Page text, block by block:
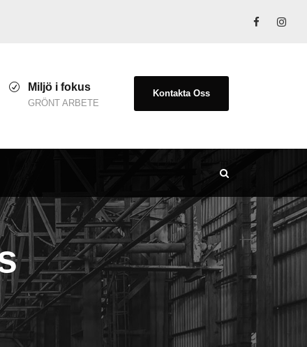
Miljö i fokus
GRÖNT ARBETE
Kontakta Oss